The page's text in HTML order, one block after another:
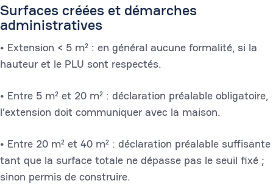
Surfaces créées et démarches
administratives
• Extension < 5 m² : en général aucune formalité, si la
hauteur et le PLU sont respectés.
• Entre 5 m² et 20 m² : déclaration préalable obligatoire,
l’extension doit communiquer avec la maison.
• Entre 20 m² et 40 m² : déclaration préalable suffisante
tant que la surface totale ne dépasse pas le seuil fixé ;
sinon permis de construire.